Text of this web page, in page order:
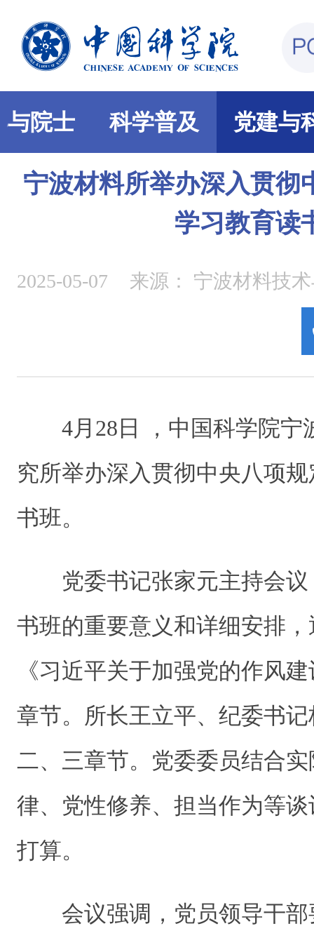
与院士 科学普及 党建与
宁波材料所举办深入贯彻
学习教育读
2025-05-07 来源： 宁波材料技
4月28日 ，中国科学院
究所举办深入贯彻中央八项
书班。
党委书记张家元主持会
书班的重要意义和详细安排
《习近平关于加强党的作风
章节。所长王立平、纪委书
二、三章节。党委委员结合
律、党性修养、担当作为等
打算。
会议强调，党员领导干